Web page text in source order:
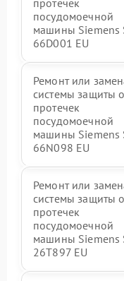
посудомоечной
машины Siemens
66D001 EU
Ремонт или
системы защиты
протечек
посудомоечной
машины Siemens
66N098 EU
Ремонт или
системы защиты
протечек
посудомоечной
машины Siemens
26T897 EU